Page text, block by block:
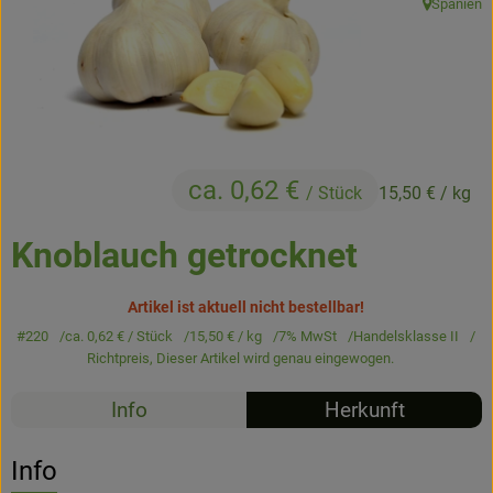
Kühltheke
Backstube
Küchenzauber
NonFood & Saaten
Großgebinde
Service
Knoblauch getrocknet
ca. 0,62 € / Stück 15,50 € / kg
, Herkunft:
Spanien
Artikel ist aktuell nicht bestellbar!
#220 ca. 0,62 €/ Stück 15,50 €/ kg 7% MwSt
Handelsklasse II
Richtpreis, Dieser Artikel wird genau eingewogen.
Info Herkunft
Info